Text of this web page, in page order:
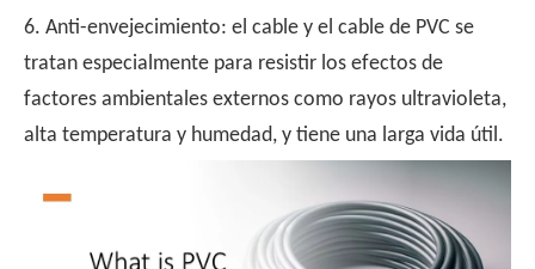
6. Anti-envejecimiento: el cable y el cable de PVC se
tratan especialmente para resistir los efectos de
factores ambientales externos como rayos ultravioleta,
alta temperatura y humedad, y tiene una larga vida útil.